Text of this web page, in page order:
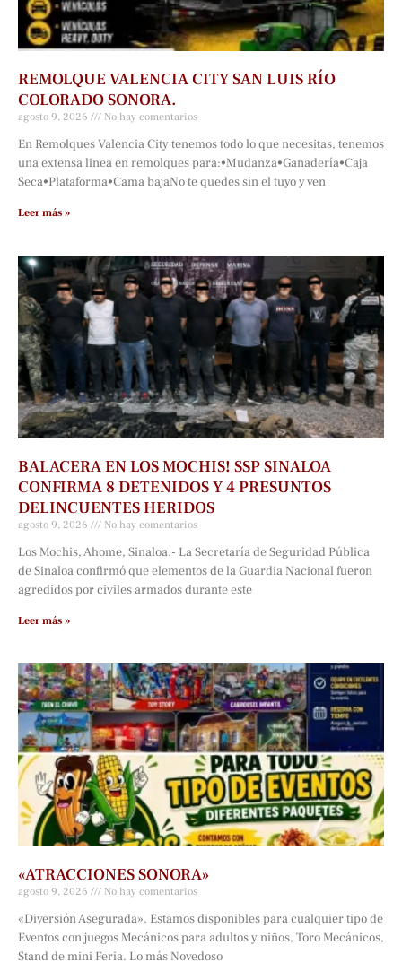
REMOLQUE VALENCIA CITY SAN LUIS RÍO
COLORADO SONORA.
agosto 9, 2026 No hay comentarios
En Remolques Valencia City tenemos todo lo que necesitas, tenemos
una extensa linea en remolques para:•Mudanza•Ganadería•Caja
Seca•Plataforma•Cama bajaNo te quedes sin el tuyo y ven
Leer más »
BALACERA EN LOS MOCHIS! SSP SINALOA
CONFIRMA 8 DETENIDOS Y 4 PRESUNTOS
DELINCUENTES HERIDOS
agosto 9, 2026 No hay comentarios
Los Mochis, Ahome, Sinaloa.- La Secretaría de Seguridad Pública
de Sinaloa confirmó que elementos de la Guardia Nacional fueron
agredidos por civiles armados durante este
Leer más »
«ATRACCIONES SONORA»
agosto 9, 2026 No hay comentarios
«Diversión Asegurada». Estamos disponibles para cualquier tipo de
Eventos con juegos Mecánicos para adultos y niños, Toro Mecánicos,
Stand de mini Feria. Lo más Novedoso